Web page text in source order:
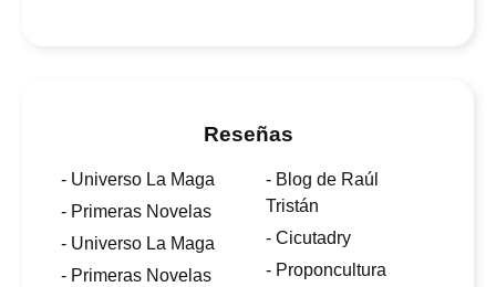
Reseñas
- Universo La Maga
- Primeras Novelas
- Universo La Maga
- Primeras Novelas
- Blog de Raúl
Tristán
- Cicutadry
- Proponcultura